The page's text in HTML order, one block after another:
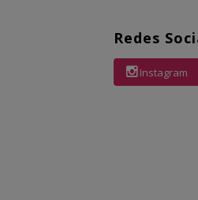
Redes
Instagram